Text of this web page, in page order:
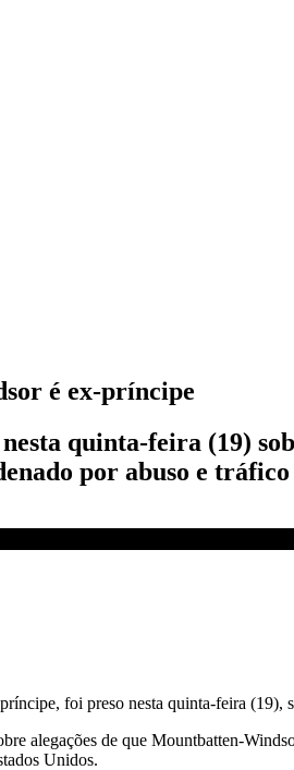
é ex-príncipe
quinta-feira (19)
por abuso e
foi preso nesta quinta-feira (19),
alegações de que Mountbatten-
Unidos.